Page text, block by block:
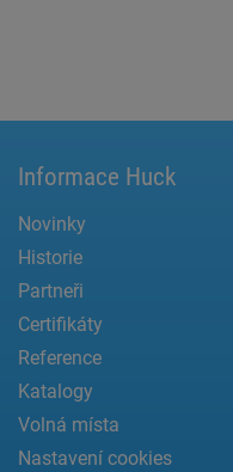
Informace Huck
Novinky
Historie
Partneři
Certifikáty
Reference
Katalogy
Volná místa
Nastavení cookies